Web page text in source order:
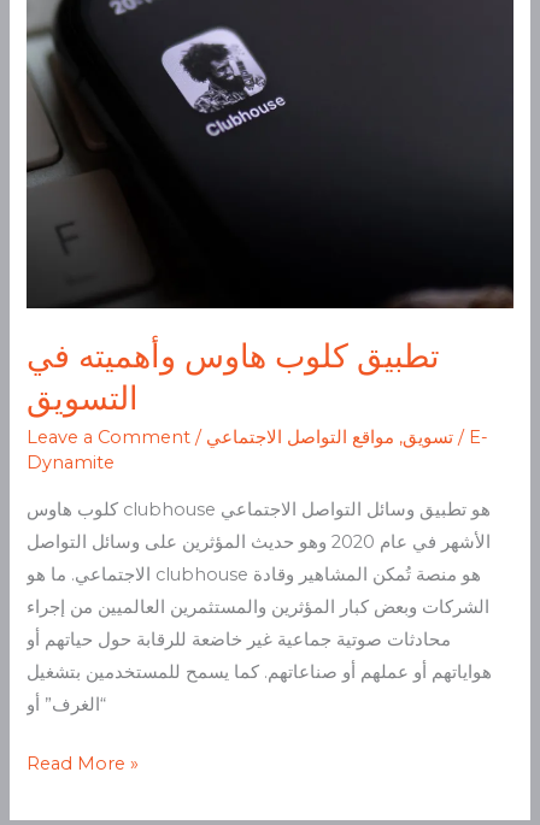
تطبيق كلوب هاوس وأهميته في
التسويق
Leave a Comment / تسويق, مواقع التواصل الاجتماعي / E-
Dynamite
كلوب هاوس clubhouse هو تطبيق وسائل التواصل الاجتماعي
الأشهر في عام 2020 وهو حديث المؤثرين على وسائل التواصل
الاجتماعي. ما هو clubhouse هو منصة تُمكن المشاهير وقادة
الشركات وبعض كبار المؤثرين والمستثمرين العالميين من إجراء
محادثات صوتية جماعية غير خاضعة للرقابة حول حياتهم أو
هواياتهم أو عملهم أو صناعاتهم. كما يسمح للمستخدمين بتشغيل
“الغرف” أو
Read More »